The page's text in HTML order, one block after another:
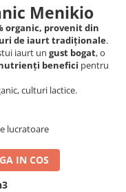
Menikio
organic, provenit din
de iaurt tradiționale.
iaurt un gust bogat, o
benefici pentru
culturi lactice.
lucratoare
IN COS